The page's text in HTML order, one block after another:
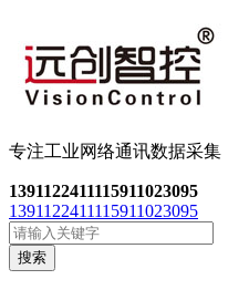
专注工业网络通讯数据采集
1391122411115911023095
1391122411115911023095
搜索